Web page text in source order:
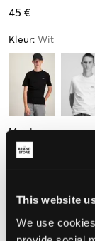
This website
We use
45 €
Kleur: Wit
Maat
10 jaar
De maat lijkt